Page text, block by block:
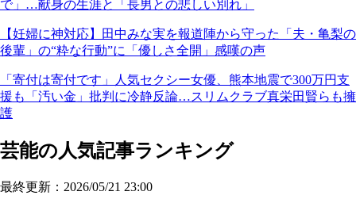
で」…献身の生涯と「長男との悲しい別れ」
【妊婦に神対応】田中みな実を報道陣から守った「夫・亀梨の
後輩」の“粋な行動”に「優しさ全開」感嘆の声
「寄付は寄付です」人気セクシー女優、熊本地震で300万円支
援も「汚い金」批判に冷静反論…スリムクラブ真栄田賢らも擁
護
芸能の人気記事ランキング
最終更新：2026/05/21 23:00